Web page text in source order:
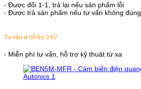
- Được đổi 1-1, trả lại nếu sản phẩm lỗi
- Được trả sản phẩm nếu tư vấn không đúng
Tư vấn & hỗ trợ 24/7
- Miễn phí tư vấn, hỗ trợ kỹ thuật từ xa